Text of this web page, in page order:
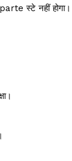
स्टे नहीं होगा।